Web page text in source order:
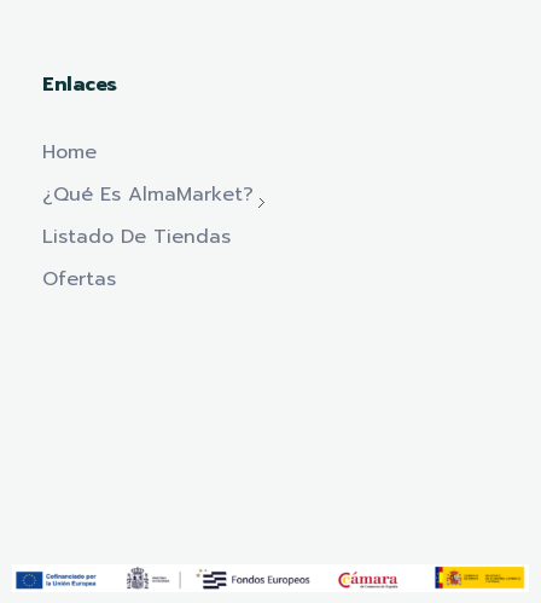
Enlaces
Home
¿Qué Es AlmaMarket?
Listado De Tiendas
Ofertas